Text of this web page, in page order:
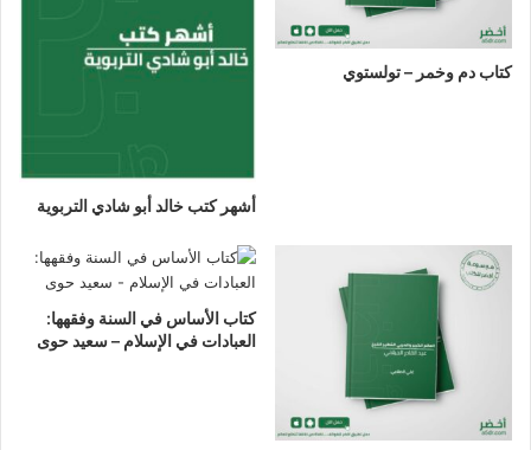
كتاب دم وخمر – تولستوي
أشهر كتب خالد أبو شادي التربوية
كتاب الأساس في السنة وفقهها:
العبادات في الإسلام – سعيد حوى